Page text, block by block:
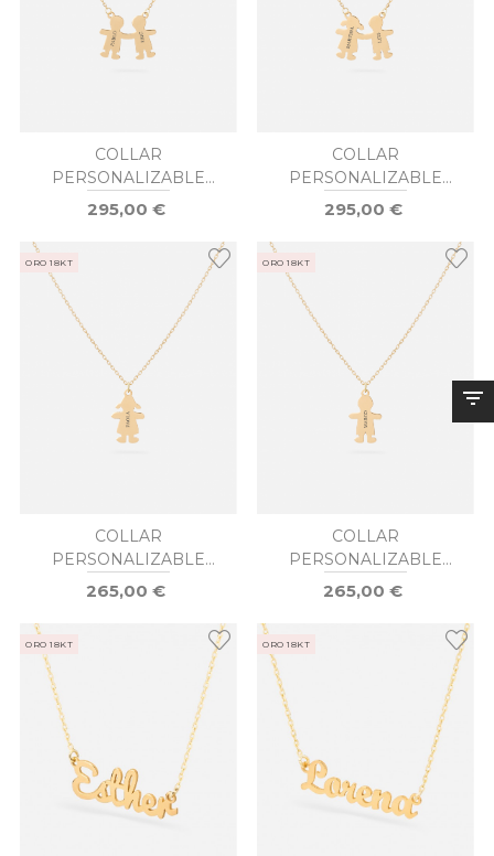
COLLAR
PERSONALIZABLE
NIÑO Y NIÑO ORO
295,00 €
COLLAR
PERSONALIZABLE
NIÑO Y NIÑA ORO
295,00 €
ORO 18KT
COLLAR
PERSONALIZABLE
NIÑA ORO
265,00 €
ORO 18KT
COLLAR
PERSONALIZABLE
NIÑO ORO
265,00 €
ORO 18KT ORO 18KT